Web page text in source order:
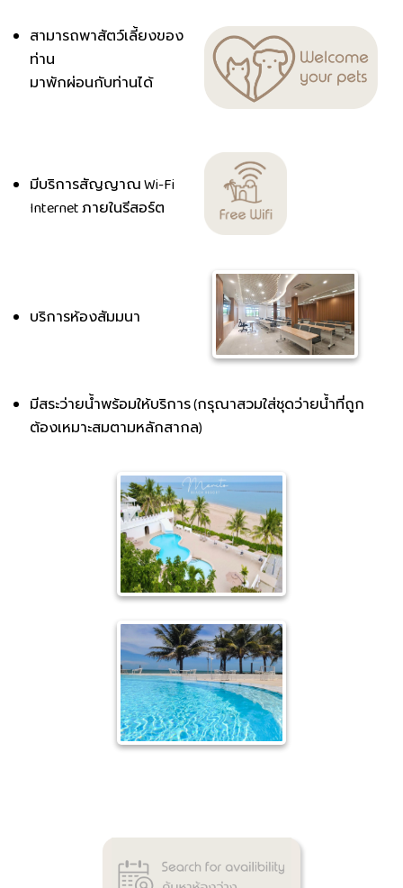
สามารถพาสัตว์เลี้ยงของ
ท่าน
มาพักผ่อนกับท่านได้
มีบริการสัญญาณ Wi-Fi
Internet ภายในรีสอร์ต
บริการห้องสัมมนา
มีสระว่ายน้ำพร้อมให้บริการ (กรุณาสวมใส่ชุดว่ายน้ำที่ถูก
ต้องเหมาะสมตามหลักสากล)